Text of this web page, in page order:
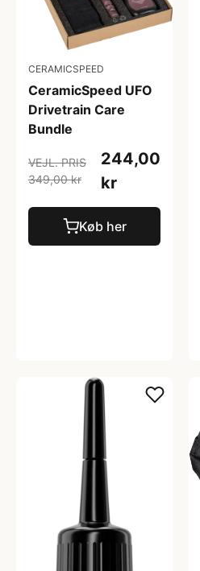
CERAMICSPEED
CeramicSpeed UFO
Drivetrain Care
Bundle
VEJL. PRIS
349,00 kr
244,00
kr
Køb her